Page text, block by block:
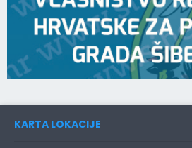
KARTA LOKACIJE